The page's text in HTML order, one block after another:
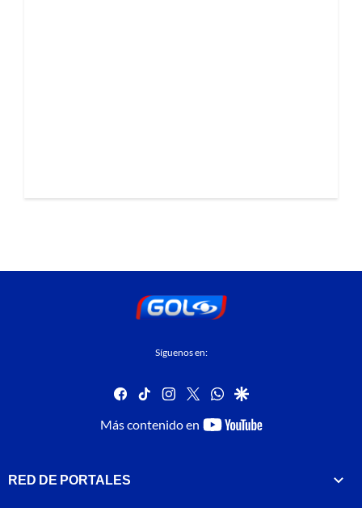
Síguenos en:
facebook
tiktok instagram
twitterwhatsapp
google
Más contenido en
youtube-
RED DE PORTALES